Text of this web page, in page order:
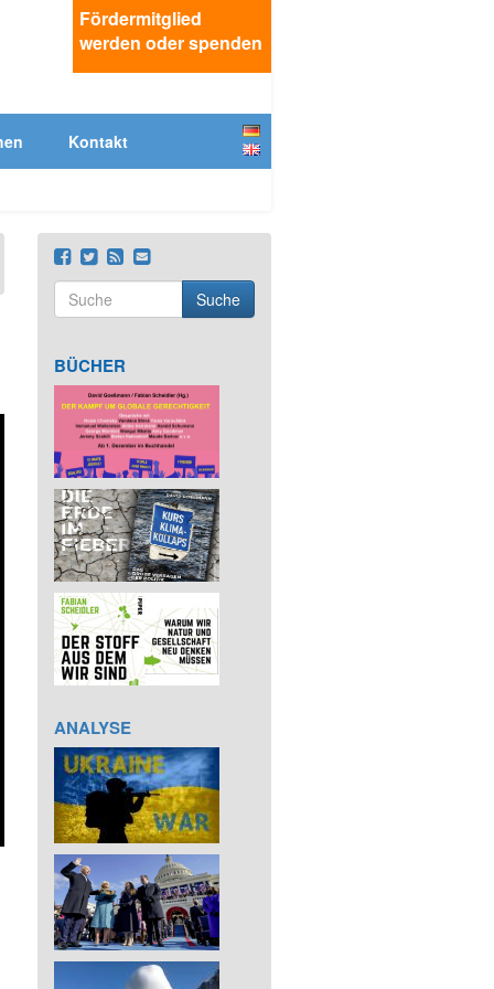
Fördermitglied
werden oder spenden
Kontakt
Suchformular
Suche
BÜCHER
ANALYSE